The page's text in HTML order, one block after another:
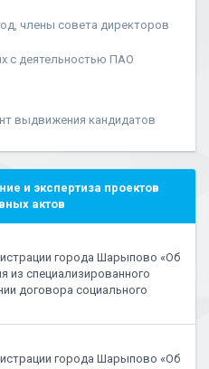
члены совета директоров
с деятельностью ПАО
выдвижения кандидатов
и экспертиза проектов
актов
города Шарыпово «Об
из специализированного
договора социального
города Шарыпово «Об